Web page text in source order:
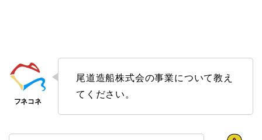
尾道造船株式会の事業について教え
てください。